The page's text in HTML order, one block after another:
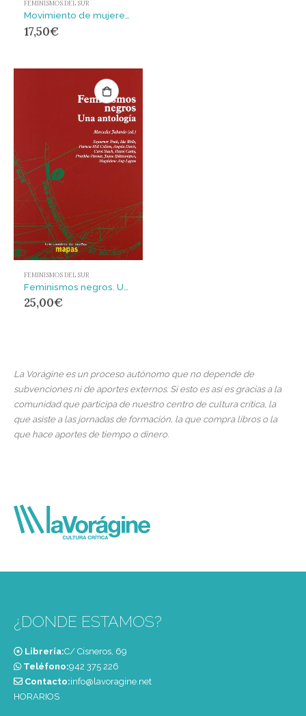
FEMINISMOS DEL SUR
17,50€
FEMINISMOS DEL SUR
25,00€
La Vorágine es un proceso autónomo que no depende de
subvenciones ni de aportes externos. Si esto es así es gracias a la
comunidad que participa de nuestro centro de cultura crítica, la
que asiste a las jornadas de formación, la que compra libros o la
que hace aportes de tiempo o dinero.
¿DONDE ESTAMOS?
Librería:C/ Cisneros, 69
Teléfono:‭942 375 226‬
Contacto:info@lavoragine.net
HORARIOS